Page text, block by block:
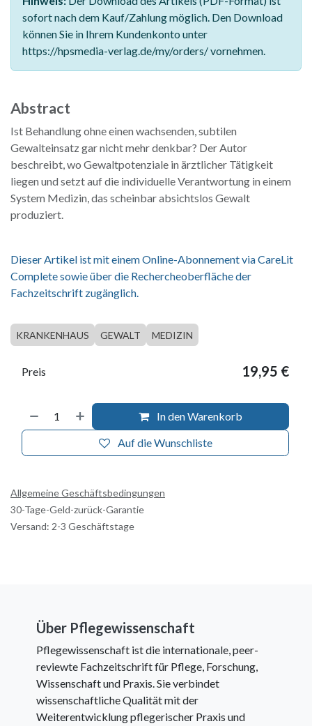
sofort nach dem Kauf/Zahlung möglich. Den Download
können Sie in Ihrem Kundenkonto unter
https://hpsmedia-verlag.de/my/orders/ vornehmen.
Abstract
Ist Behandlung ohne einen wachsenden, subtilen
Gewalteinsatz gar nicht mehr denkbar? Der Autor
beschreibt, wo Gewaltpotenziale in ärztlicher Tätigkeit
liegen und setzt auf die individuelle Verantwortung in einem
System Medizin, das scheinbar absichtslos Gewalt
produziert.
Dieser Artikel ist mit einem Online-Abonnement via CareLit
Complete sowie über die Rechercheoberfläche der
Fachzeitschrift zugänglich.
KRANKENHAUS GEWALT MEDIZIN
In den Warenkorb
Auf die Wunschliste
Preis 19,95 €
Allgemeine Geschäftsbedingungen
30-Tage-Geld-zurück-Garantie
Versand: 2-3 Geschäftstage
Über Pflegewissenschaft
Pflegewissenschaft ist die internationale, peer-
reviewte Fachzeitschrift für Pflege, Forschung,
Wissenschaft und Praxis. Sie verbindet
wissenschaftliche Qualität mit der
Weiterentwicklung pflegerischer Praxis und